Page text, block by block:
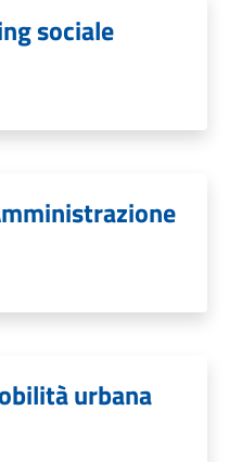
sociale
urbana